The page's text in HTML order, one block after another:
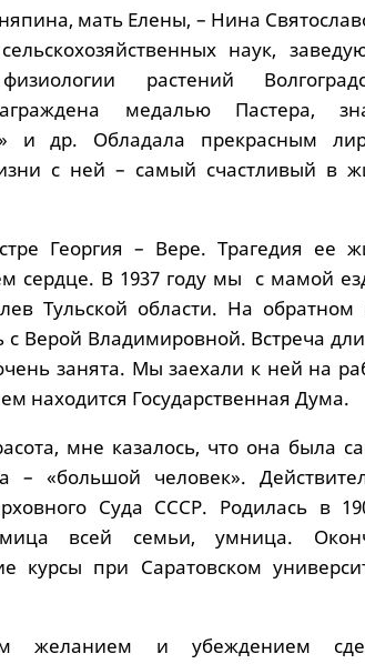
мать Елены, – Нина
наук,
растений
медалью Пастера,
и др. Обладала прекрасным
с ней – самый счастливый в
Георгия – Вере. Трагедия ее
сердце. В 1937 году мы с мамой
Тульской области. На обратном
с Верой Владимировной. Встреча
занята. Мы заехали к ней на
находится Государственная Дума.
мне казалось, что она была
«большой человек».
Суда СССР. Родилась в
всей семьи, умница.
курсы при Саратовском
желанием и убеждением